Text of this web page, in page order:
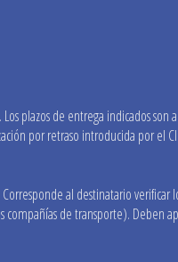
plazos de entrega indicados son
por retraso introducida por el
al destinatario verificar
de transporte). Deben